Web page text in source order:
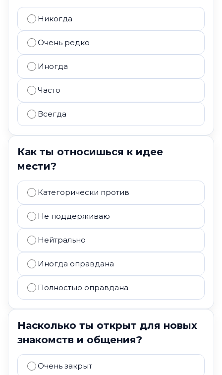
Никогда
Очень редко
Иногда
Часто
Всегда
Как ты относишься к идее
мести?
Категорически против
Не поддерживаю
Нейтрально
Иногда оправдана
Полностью оправдана
Насколько ты открыт для новых
знакомств и общения?
Очень закрыт